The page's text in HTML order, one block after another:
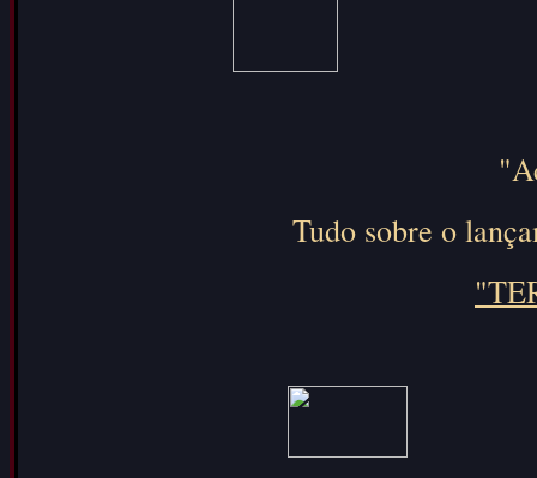
Tudo sobre o